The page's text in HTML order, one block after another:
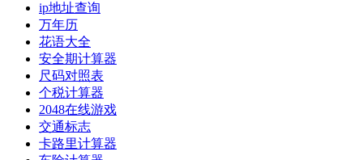
ip地址查询
万年历
花语大全
安全期计算器
尺码对照表
个税计算器
2048在线游戏
交通标志
卡路里计算器